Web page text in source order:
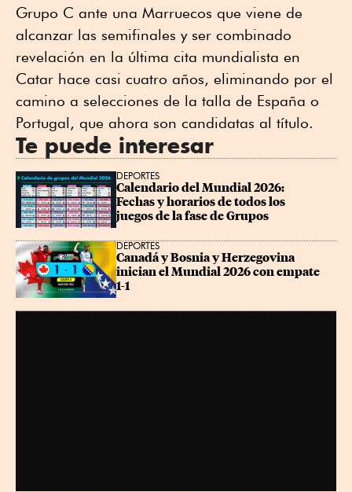
Grupo C ante una Marruecos que viene de
alcanzar las semifinales y ser combinado
revelación en la última cita mundialista en
Catar hace casi cuatro años, eliminando por el
camino a selecciones de la talla de España o
Portugal, que ahora son candidatas al título.
Te puede interesar
DEPORTES
Calendario del Mundial 2026:
Fechas y horarios de todos los
juegos de la fase de Grupos
DEPORTES
Canadá y Bosnia y Herzegovina
inician el Mundial 2026 con empate
1-1